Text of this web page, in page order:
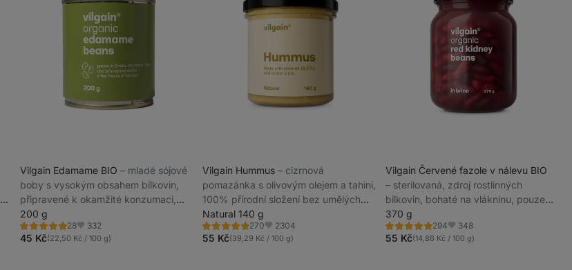
Vilgain Edamame BIO ⁠–⁠ mladé sójové
boby s vysokým obsahem bílkovin,
připravené k okamžité konzumaci,
rychlé obohacení každého jídla
200 g
28
Hodnocení
4.9/5,
Oblíbené
332
45 Kč(22,50 Kč / 100 g)
Vilgain Hummus⁠–⁠ cizrnová
pomazánka s olivovým olejem a tahini,
100% přírodní složení bez umělých
aditiv, krémová textura a jemná chuť
Natural 140 g
270
Hodnocení
4.6/5,
Oblíbené
2304
55 Kč(39,29 Kč / 100 g)
Vilgain Červené fazole v nálevu BIO
⁠–⁠ sterilovaná, zdroj rostlinných
bílkovin, bohaté na vlákninu, pouze
fazole, voda a sůl
370 g
294
Hodnocení
4.8/5,
Oblíbené
348
55 Kč(14,86 Kč / 100 g)